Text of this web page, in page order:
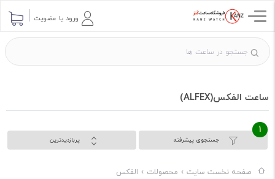
ورود یا عضویت
ساعت الفکس(ALFEX)
جستجوی پیشرفته
1
پربازدیدترین
صفحه نخست سایت محصولات الفکس